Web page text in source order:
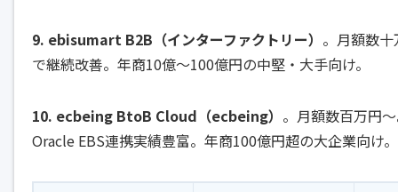
9. ebisumart B2B（インターファクトリー） 。月額数
で継続改善。年商10億〜100億円の中堅・大手向け。
10. ecbeing BtoB Cloud（ecbeing） 。月額数百万円
Oracle EBS連携実績豊富。年商100億円超の大企業向け。